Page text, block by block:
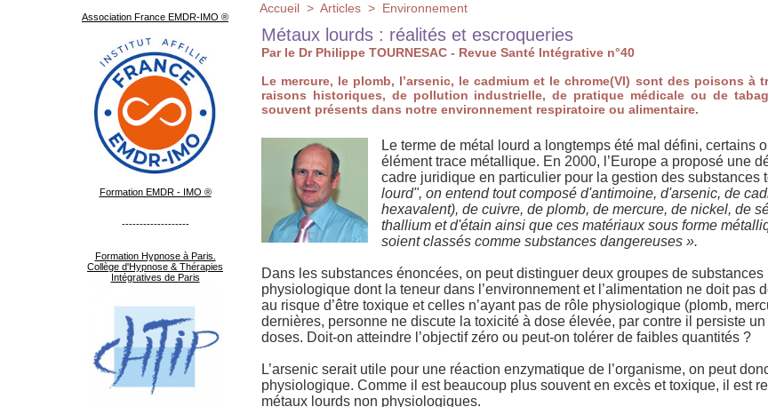
Association France EMDR-IMO ®
Formation EMDR - IMO ®
-------------------
Formation Hypnose à Paris.
Collège d'Hypnose & Thérapies
Intégratives de Paris
Accueil > Articles > Environnement
Métaux lourds : réalités et escroqueries
Par le Dr Philippe TOURNESAC - Revue Santé Intégrative n°40
Le mercure, le plomb, l’arsenic, le cadmium et le chrome(VI) sont des poisons à
raisons historiques, de pollution industrielle, de pratique médicale ou de
souvent présents dans notre environnement respiratoire ou alimentaire.
Le terme de métal lourd a longtemps été mal défini, certains
élément trace métallique. En 2000, l’Europe a proposé une
cadre juridique en particulier pour la gestion des substances
lourd", on entend tout composé d'antimoine, d'arsenic, de
hexavalent), de cuivre, de plomb, de mercure, de nickel, de
thallium et d'étain ainsi que ces matériaux sous forme
soient classés comme substances dangereuses ».
Dans les substances énoncées, on peut distinguer deux groupes de
physiologique dont la teneur dans l’environnement et l’alimentation ne doit pas
au risque d’être toxique et celles n’ayant pas de rôle physiologique (plomb,
dernières, personne ne discute la toxicité à dose élevée, par contre il persiste
doses. Doit-on atteindre l’objectif zéro ou peut-on tolérer de faibles quantités ?
L’arsenic serait utile pour une réaction enzymatique de l’organisme, on peut
physiologique. Comme il est beaucoup plus souvent en excès et toxique, il est
métaux lourds non physiologiques.